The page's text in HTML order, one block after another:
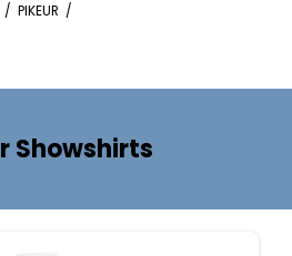
/ PIKEUR /
Showshirts